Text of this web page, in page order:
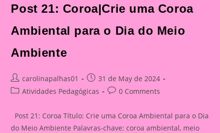
Post 21: Coroa|Crie uma Coroa
Ambiental para o Dia do Meio
Ambiente
Post
author:
carolinapalhas01
Post
published:
31 de May de 2024
PostAtividades Pedagógicas
Post0 Comments
Post 21: Coroa Título: Crie uma Coroa Ambiental para o Dia
do Meio Ambiente Palavras-chave: coroa ambiental, meio